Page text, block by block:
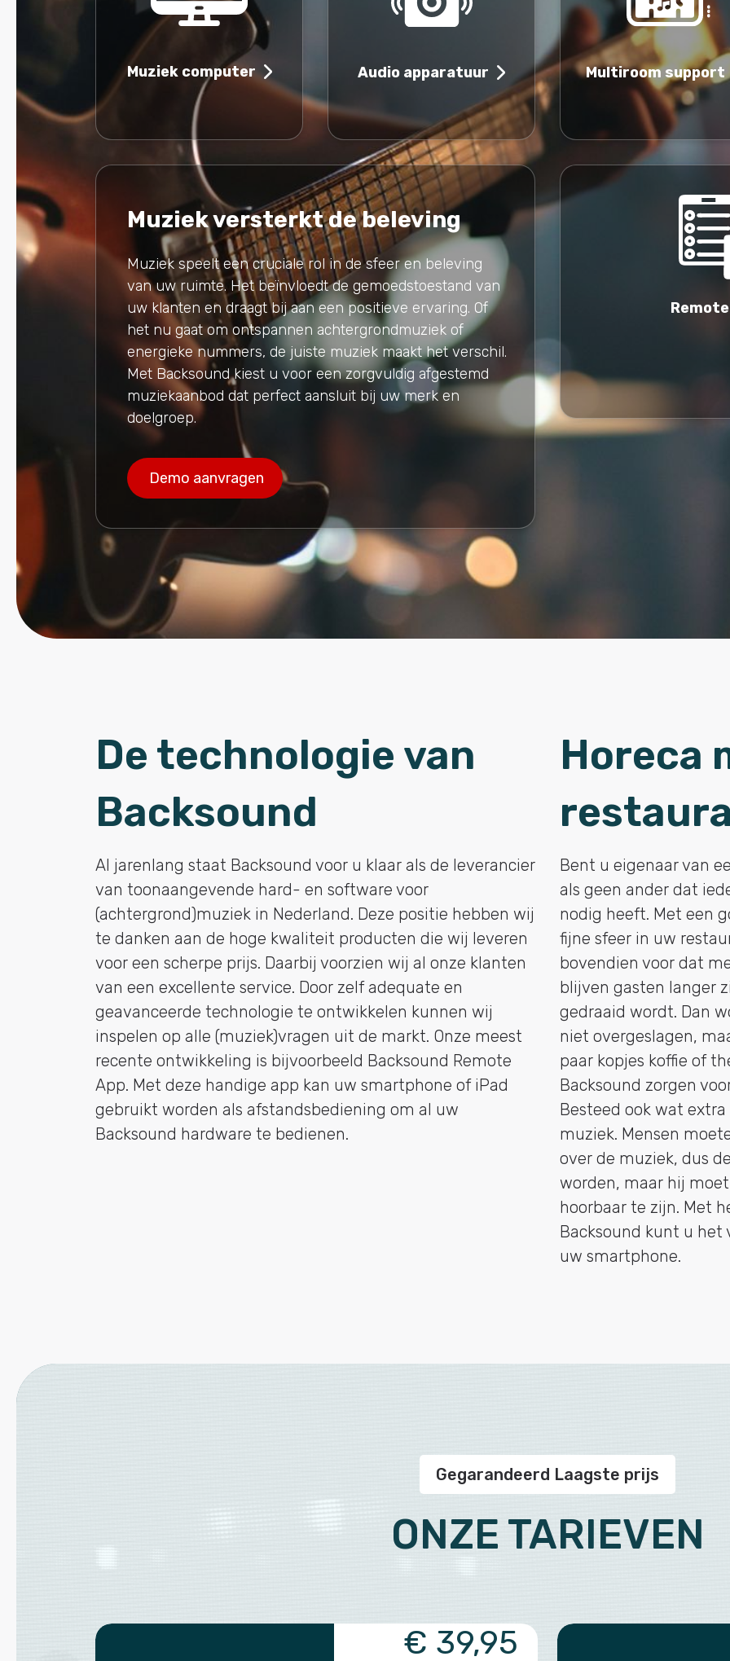
Muziek computer Audio apparatuur Multiroom support
Muziek versterkt de beleving
Muziek speelt een cruciale rol in de sfeer en beleving
van uw ruimte. Het beïnvloedt de gemoedstoestand van
uw klanten en draagt bij aan een positieve ervaring. Of
het nu gaat om ontspannen achtergrondmuziek of
energieke nummers, de juiste muziek maakt het verschil.
Met Backsound kiest u voor een zorgvuldig afgestemd
muziekaanbod dat perfect aansluit bij uw merk en
doelgroep.
Demo aanvragen
De technologie van
Backsound
Al jarenlang staat Backsound voor u klaar als de leverancier
van toonaangevende hard- en software voor
(achtergrond)muziek in Nederland. Deze positie hebben wij
te danken aan de hoge kwaliteit producten die wij leveren
voor een scherpe prijs. Daarbij voorzien wij al onze klanten
van een excellente service. Door zelf adequate en
geavanceerde technologie te ontwikkelen kunnen wij
inspelen op alle (muziek)vragen uit de markt. Onze meest
recente ontwikkeling is bijvoorbeeld Backsound Remote
App. Met deze handige app kan uw smartphone of iPad
gebruikt worden als afstandsbediening om al uw
Backsound hardware te bedienen.
Horeca
Bent u eigenaar van
als geen ander dat
nodig heeft. Met een
fijne sfeer in uw
bovendien voor dat
blijven gasten langer
gedraaid wordt. Dan
niet overgeslagen,
paar kopjes koffie of
Backsound zorgen
Besteed ook wat
muziek. Mensen
over de muziek, dus
worden, maar hij
hoorbaar te zijn. Met
Backsound kunt u
uw smartphone.
Gegarandeerd Laagste prijs
ONZE TARIEVEN
€ 39,95